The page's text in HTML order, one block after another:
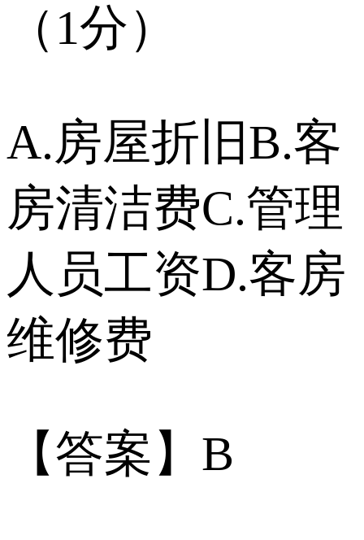
（1分）
A.房屋折旧B.客
房清洁费C.管理
人员工资D.客房
维修费
【答案】B